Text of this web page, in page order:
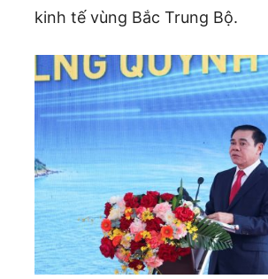
kinh tế vùng Bắc Trung Bộ.